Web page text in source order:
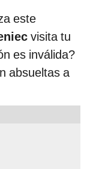
este
visita tu
es inválida?
absueltas a